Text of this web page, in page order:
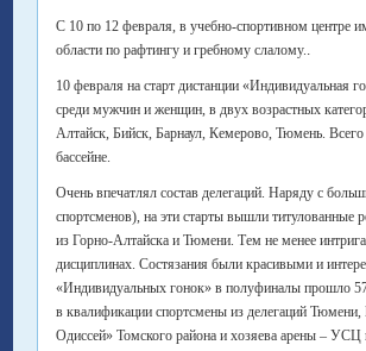
С 10 по 12 февраля, в учебно-спортивном центре
области по рафтингу и гребному слалому..
10 февраля на старт дистанции «Индивидуальная
среди мужчин и женщин, в двух возрастных
Алтайск, Бийск, Барнаул, Кемерово, Тюмень.
бассейне.
Очень впечатлял состав делегаций. Наряду с
спортсменов), на эти старты вышли титулованные
из Горно-Алтайска и Тюмени. Тем не менее интрига
дисциплинах. Состязания были красивыми и
«Индивидуальных гонок» в полуфиналы прошло
в квалификации спортсмены из делегаций
Одиссей» Томского района и хозяева арены –